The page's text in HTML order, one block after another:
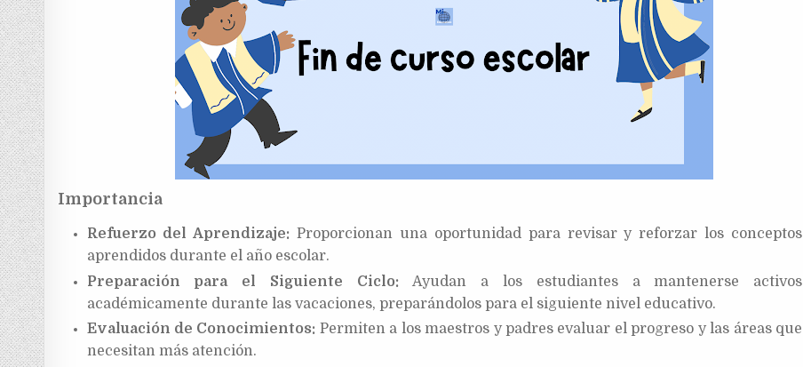
Importancia
Refuerzo del Aprendizaje: Proporcionan una oportunidad para revisar y reforzar los conceptos
aprendidos durante el año escolar.
Preparación para el Siguiente Ciclo: Ayudan a los estudiantes a mantenerse activos
académicamente durante las vacaciones, preparándolos para el siguiente nivel educativo.
Evaluación de Conocimientos: Permiten a los maestros y padres evaluar el progreso y las áreas que
necesitan más atención.